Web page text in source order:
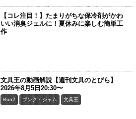
【コレ注目！】たまりがちな保冷剤がかわ
いい消臭ジェルに！夏休みに楽しむ簡単工
作
文具王の動画解説【週刊文具のとびら】
2026年8月5日20:30〜
Bun2 ブング・ジャム 文具王